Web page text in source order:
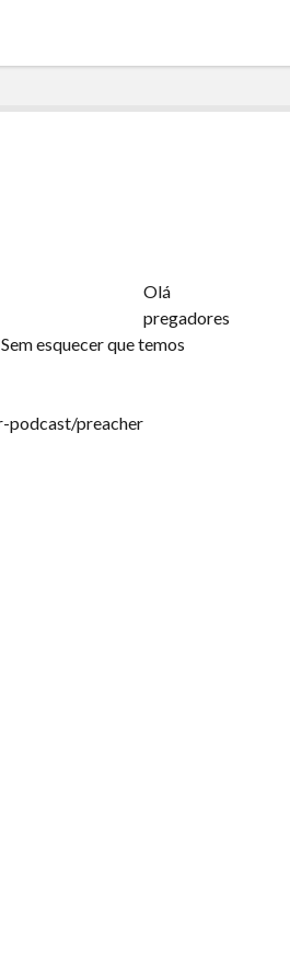
Olá
pregadores
esquecer que temos
podcast/preacher